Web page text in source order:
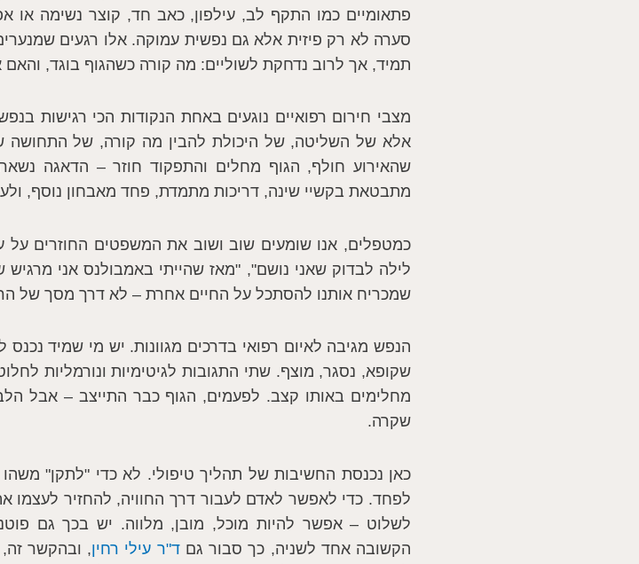
פתאומיים כמו התקף לב, עילפון, כאב חד, קוצר נשימה או
סערה לא רק פיזית אלא גם נפשית עמוקה. אלו רגעים
תמיד, אך לרוב נדחקת לשוליים: מה קורה כשהגוף בוגד, והאם
מצבי חירום רפואיים נוגעים באחת הנקודות הכי רגישות
אלא של השליטה, של היכולת להבין מה קורה, של התחושה
שהאירוע חולף, הגוף מחלים והתפקוד חוזר – הדאגה
מתבטאת בקשיי שינה, דריכות מתמדת, פחד מאבחון נוסף,
כמטפלים, אנו שומעים שוב ושוב את המשפטים החוזרים על
לילה לבדוק שאני נושם", "מאז שהייתי באמבולנס אני מרגיש
שמכריח אותנו להסתכל על החיים אחרת – לא דרך מסך של
הנפש מגיבה לאיום רפואי בדרכים מגוונות. יש מי שמיד
שקופא, נסגר, מוצף. שתי התגובות לגיטימיות ונורמליות
מחלימים באותו קצב. לפעמים, הגוף כבר התייצב – אבל
שקרה.
כאן נכנסת החשיבות של תהליך טיפולי. לא כדי "לתקן"
לפחד. כדי לאפשר לאדם לעבור דרך החוויה, להחזיר
לשלוט – אפשר להיות מוכל, מובן, מלווה. יש בכך גם
הקשובה אחד לשניה, כך סבור גםד"ר עילי רחין, ובהקשר